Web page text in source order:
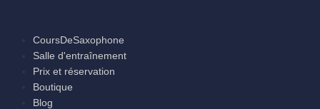
CoursDeSaxophone
Salle d'entraînement
Prix et réservation
Boutique
Blog